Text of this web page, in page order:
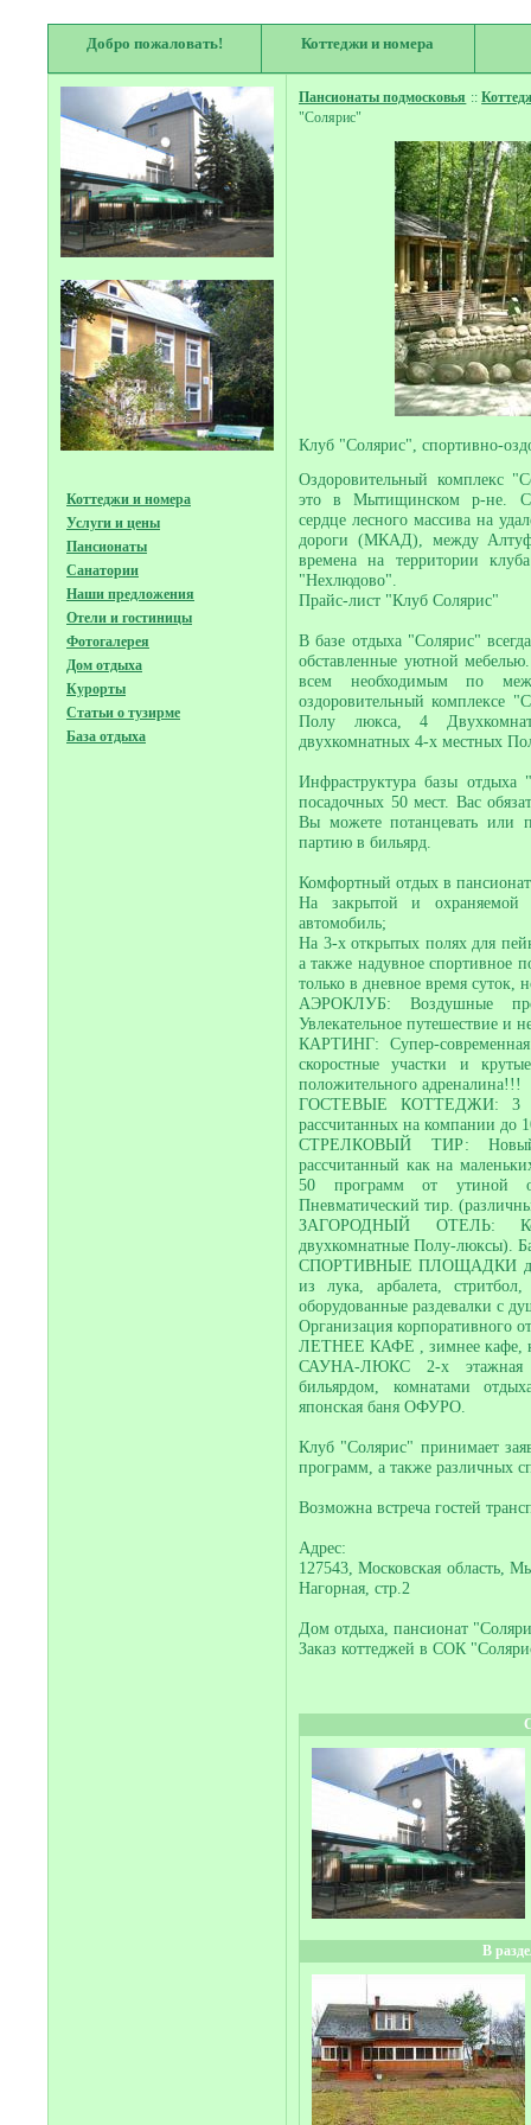
Добро пожаловать! Коттеджи и номера
Коттеджи и номера
Услуги и цены
Пансионаты
Санатории
Наши предложения
Отели и гостиницы
Фотогалерея
Дом отдыха
Курорты
Статьи о тузирме
База отдыха
Пансионаты подмосковья ::
"Солярис"
Клуб "Солярис", спортивно-
Оздоровительный комплекс
это в Мытищинском р-не.
сердце лесного массива на
дороги (МКАД), между
времена на территории
"Нехлюдово".
Прайс-лист "Клуб Солярис"
В базе отдыха "Солярис"
обставленные уютной
всем необходимым по
оздоровительный комплексе
Полу люкса, 4
двухкомнатных 4-х местных
Инфраструктура базы
посадочных 50 мест. Вас
Вы можете потанцевать или
партию в бильярд.
Комфортный отдых в
На закрытой и охраняемой
автомобиль;
На 3-х открытых полях для
а также надувное спортивное
только в дневное время суток,
АЭРОКЛУБ: Воздушные
Увлекательное путешествие и
КАРТИНГ: Супер-
скоростные участки и
положительного адреналина!!!
ГОСТЕВЫЕ КОТТЕДЖИ: 3
рассчитанных на компании до
СТРЕЛКОВЫЙ ТИР: Новый
рассчитанный как на
50 программ от утиной
Пневматический тир.
ЗАГОРОДНЫЙ ОТЕЛЬ:
двухкомнатные Полу-люксы).
СПОРТИВНЫЕ ПЛОЩАДКИ для
из лука, арбалета,
оборудованные раздевалки с
Организация корпоративного
ЛЕТНЕЕ КАФЕ , зимнее кафе,
САУНА-ЛЮКС 2-х этажная
бильярдом, комнатами
японская баня ОФУРО.
Клуб "Солярис" принимает
программ, а также различных
Возможна встреча гостей
Адрес:
127543, Московская область,
Нагорная, стр.2
Дом отдыха, пансионат
Заказ коттеджей в СОК
В